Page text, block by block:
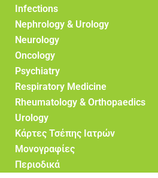
Infections
Nephrology & Urology
Neurology
Oncology
Psychiatry
Respiratory Medicine
Rheumatology & Orthopaedics
Urology
Κάρτες Τσέπης Ιατρών
Μονογραφίες
Περιοδικά